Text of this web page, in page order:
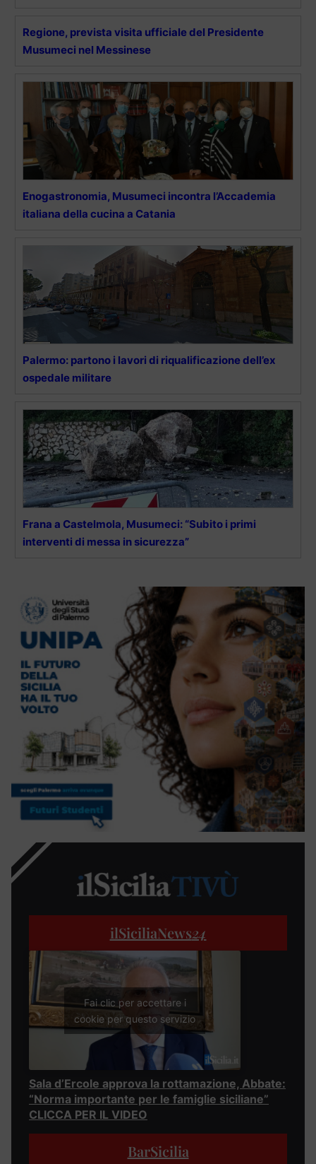
Regione, prevista visita ufficiale del Presidente
Musumeci nel Messinese
Enogastronomia, Musumeci incontra l’Accademia
italiana della cucina a Catania
Palermo: partono i lavori di riqualificazione dell’ex
ospedale militare
Frana a Castelmola, Musumeci: “Subito i primi
interventi di messa in sicurezza”
ilSiciliaNews24
Fai clic per accettare i
cookie per questo servizio
Sala d’Ercole approva la rottamazione, Abbate:
“Norma importante per le famiglie siciliane”
CLICCA PER IL VIDEO
BarSicilia